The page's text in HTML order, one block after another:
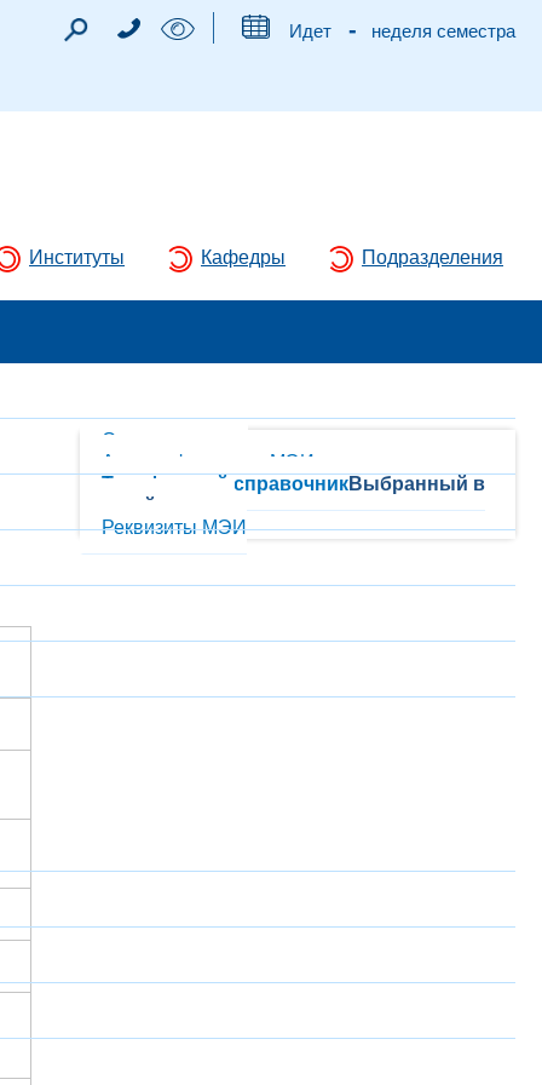
Идет - неделя семестра
Институты Кафедры Подразделения
Схема корпусов
Адреса филиалов МЭИ
Телефонный справочникВыбранный в
данный момент
Реквизиты МЭИ